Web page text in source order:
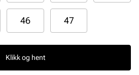
46 47
Klikk og hent